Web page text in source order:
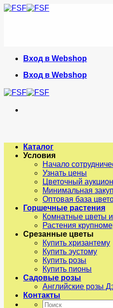
Skip
Вход в Webshop
Вход в Webshop
Каталог
Условия
Начало
Узнать цены
Цветочный аукцион
Минимальная
Оптовая база
Горшечные растения
Комнатные цветы
Растения
Срезанные цветы
Купить хризантему
Купить эустому
Купить розы
Купить пионы
Садовые розы
Английские розы
Контакты
Искать: